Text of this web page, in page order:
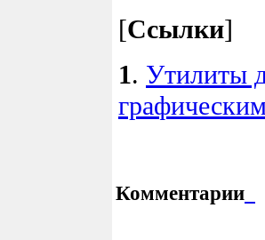
[Ссылки]
1. Утилиты
Комментарии